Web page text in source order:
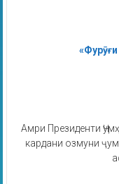
Амри Президенти
кардани озмуни